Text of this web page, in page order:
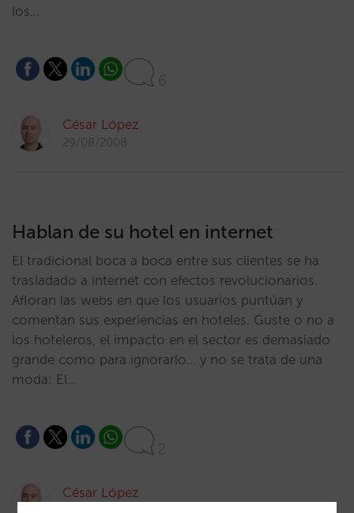
los…
6
César López
29/08/2008
Hablan de su hotel en internet
El tradicional boca a boca entre sus clientes se ha
trasladado a internet con efectos revolucionarios.
Afloran las webs en que los usuarios puntúan y
comentan sus experiencias en hoteles. Guste o no a
los hoteleros, el impacto en el sector es demasiado
grande como para ignorarlo… y no se trata de una
moda: El…
2
César López